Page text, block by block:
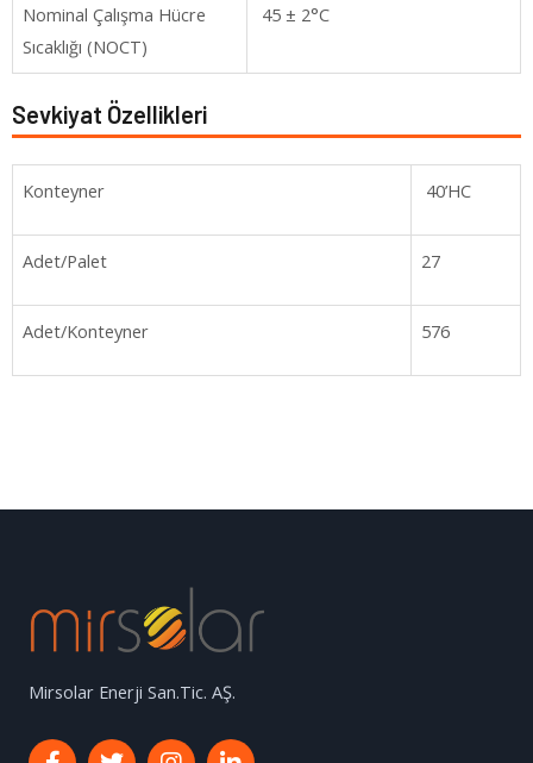
Nominal Çalışma Hücre
Sıcaklığı (NOCT)
45 ± 2°C
Sevkiyat Özellikleri
Konteyner 40’HC
Adet/Palet 27
Adet/Konteyner 576
Mirsolar Enerji San.Tic. AŞ.